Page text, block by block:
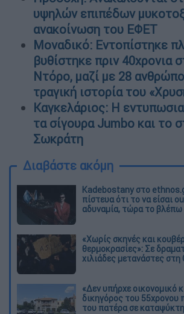
υψηλών επιπέδων
ανακοίνωση του ΕΦΕΤ
Μοναδικό: Εντοπίστηκε
βυθίστηκε πριν 40χρονια
Ντόρο, μαζί με 28
τραγική ιστορία του
Καγκελάριος: Η
τα σίγουρα Jumbo και το
Σωκράτη
Διαβάστε ακόμη
Kadebostany στο
πίστευα ότι το να είσαι
αδυναμία, τώρα το
«Χωρίς σκηνές και
θερμοκρασίες»: Σε
χιλιάδες μετανάστες
«Δεν υπήρχε οικονομικό
δικηγόρος του 55χρονου
του πατέρα σε